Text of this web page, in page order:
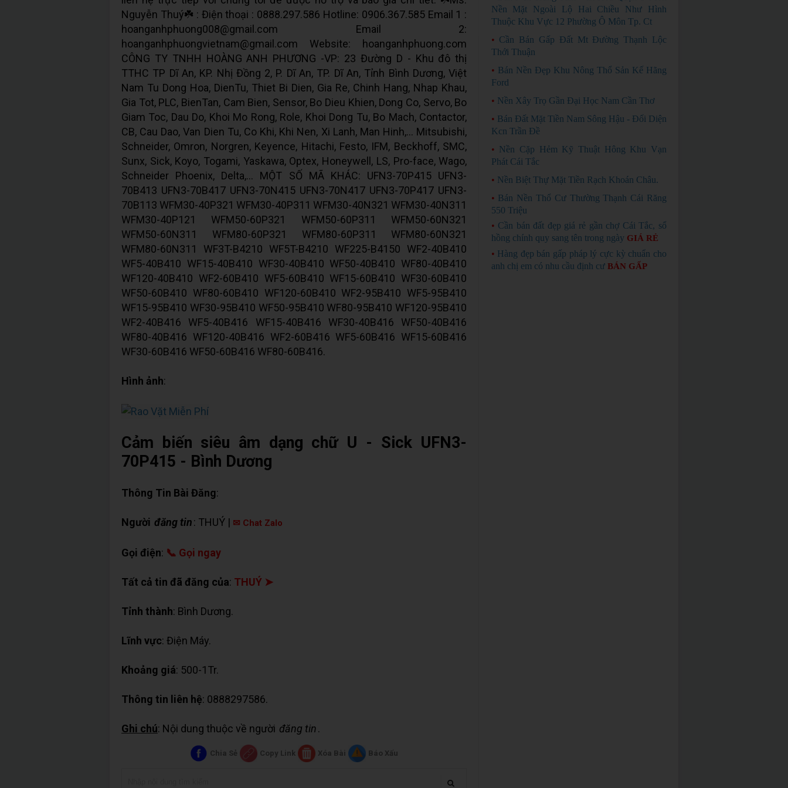
Nguyễn Thuý☘️ : Điện thoại : 0888.297.586 Hotline: 0906.367.585 Email 1 :
hoanganhphuong008@gmail.com Email 2:
hoanganhphuongvietnam@gmail.com Website: hoanganhphuong.com
CÔNG TY TNHH HOÀNG ANH PHƯƠNG -VP: 23 Đường D - Khu đô thị
TTHC TP Dĩ An, KP. Nhị Đồng 2, P. Dĩ An, TP. Dĩ An, Tỉnh Bình Dương, Việt
Nam Tu Dong Hoa, DienTu, Thiet Bi Dien, Gia Re, Chinh Hang, Nhap Khau,
Gia Tot, PLC, BienTan, Cam Bien, Sensor, Bo Dieu Khien, Dong Co, Servo, Bo
Giam Toc, Dau Do, Khoi Mo Rong, Role, Khoi Dong Tu, Bo Mach, Contactor,
CB, Cau Dao, Van Dien Tu, Co Khi, Khi Nen, Xi Lanh, Man Hinh,... Mitsubishi,
Schneider, Omron, Norgren, Keyence, Hitachi, Festo, IFM, Beckhoff, SMC,
Sunx, Sick, Koyo, Togami, Yaskawa, Optex, Honeywell, LS, Pro-face, Wago,
Schneider Phoenix, Delta,... MỘT SỐ MÃ KHÁC: UFN3-70P415 UFN3-
70B413 UFN3-70B417 UFN3-70N415 UFN3-70N417 UFN3-70P417 UFN3-
70B113 WFM30-40P321 WFM30-40P311 WFM30-40N321 WFM30-40N311
WFM30-40P121 WFM50-60P321 WFM50-60P311 WFM50-60N321
WFM50-60N311 WFM80-60P321 WFM80-60P311 WFM80-60N321
WFM80-60N311 WF3T-B4210 WF5T-B4210 WF225-B4150 WF2-40B410
WF5-40B410 WF15-40B410 WF30-40B410 WF50-40B410 WF80-40B410
WF120-40B410 WF2-60B410 WF5-60B410 WF15-60B410 WF30-60B410
WF50-60B410 WF80-60B410 WF120-60B410 WF2-95B410 WF5-95B410
WF15-95B410 WF30-95B410 WF50-95B410 WF80-95B410 WF120-95B410
WF2-40B416 WF5-40B416 WF15-40B416 WF30-40B416 WF50-40B416
WF80-40B416 WF120-40B416 WF2-60B416 WF5-60B416 WF15-60B416
WF30-60B416 WF50-60B416 WF80-60B416.
Hình ảnh:
Cảm biến siêu âm dạng chữ U - Sick UFN3-
70P415 - Bình Dương
Thông Tin Bài Đăng:
Người đăng tin: THUÝ | ✉ Chat Zalo
Gọi điện: 📞 Gọi ngay
Tất cả tin đã đăng của: THUÝ ➤
Tỉnh thành: Bình Dương.
Lĩnh vực: Điện Máy.
Khoảng giá: 500-1Tr.
Thông tin liên hệ: 0888297586.
Ghi chú: Nội dung thuộc về người đăng tin.
Chia Sẻ Copy Link Xóa Bài Báo Xấu
Nền Mặt Ngoài Lộ Hai Chiều Như Hình
Thuộc Khu Vực 12 Phường Ô Môn Tp. Ct
• Cần Bán Gấp Đất Mt Đường Thạnh Lộc
Thới Thuận
• Bán Nền Đẹp Khu Nông Thổ Sản Kế Hãng
Ford
• Nền Xây Trọ Gần Đại Học Nam Cần Thơ
• Bán Đất Mặt Tiền Nam Sông Hậu - Đối Diện
Kcn Trần Đề
• Nền Cặp Hẻm Kỹ Thuật Hông Khu Vạn
Phát Cái Tắc
• Nền Biệt Thự Mặt Tiền Rạch Khoán Châu.
• Bán Nền Thổ Cư Thường Thạnh Cái Răng
550 Triệu
• Cần bán đất đẹp giá rẻ gần chợ Cái Tắc, sổ
hồng chính quy sang tên trong ngày GIÁ RẺ
• Hàng đẹp bán gấp pháp lý cực kỳ chuẩn cho
anh chị em có nhu cầu định cư BÁN GẤP